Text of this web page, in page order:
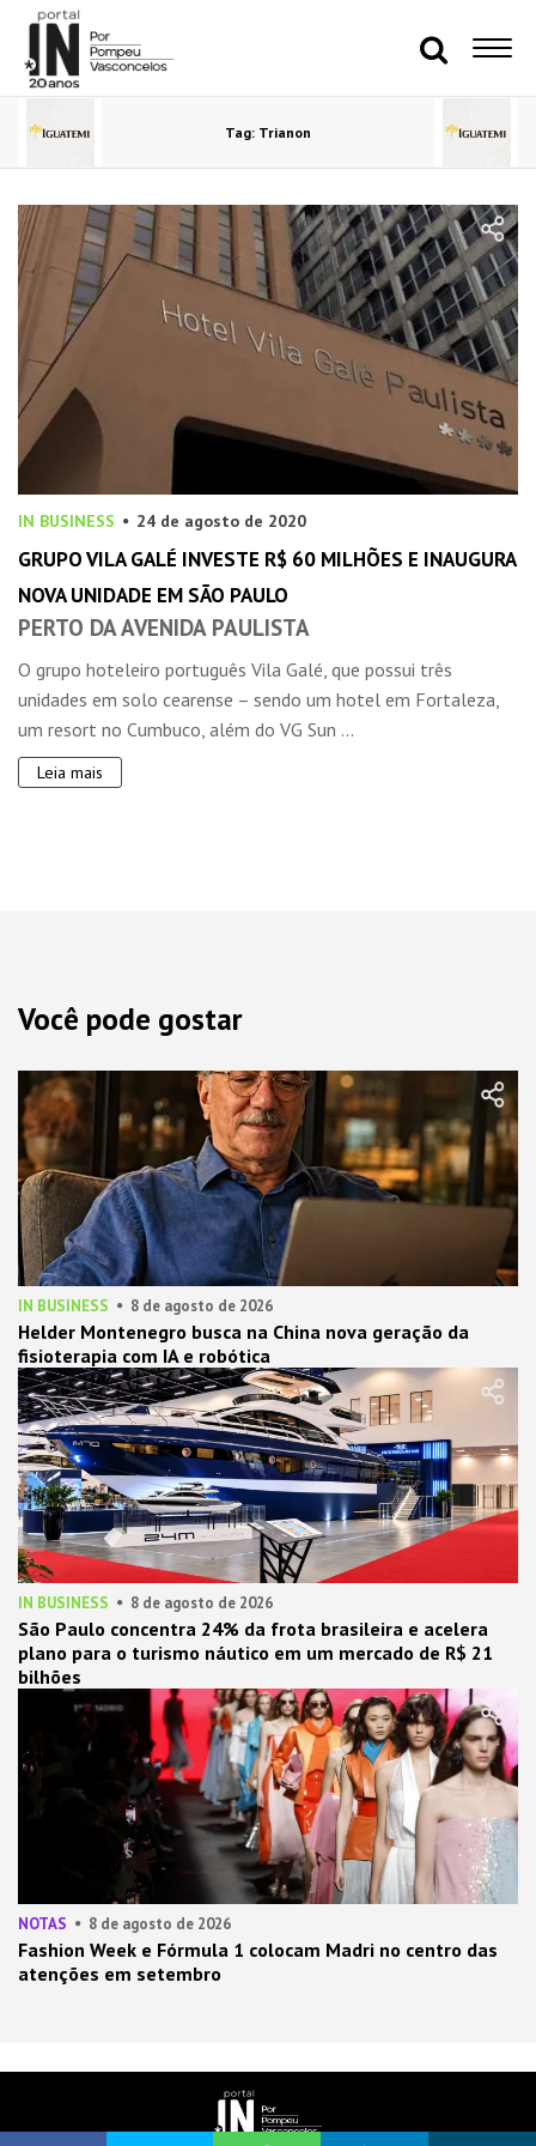
Tag: Trianon
IN BUSINESS 24 de agosto de 2020
GRUPO VILA GALÉ INVESTE R$ 60 MILHÕES E INAUGURA
NOVA UNIDADE EM SÃO PAULO
PERTO DA AVENIDA PAULISTA
O grupo hoteleiro português Vila Galé, que possui três
unidades em solo cearense – sendo um hotel em Fortaleza,
um resort no Cumbuco, além do VG Sun ...
Leia mais
Você pode gostar
IN BUSINESS 8 de agosto de 2026
Helder Montenegro busca na China nova geração da
fisioterapia com IA e robótica
IN BUSINESS 8 de agosto de 2026
São Paulo concentra 24% da frota brasileira e acelera
plano para o turismo náutico em um mercado de R$ 21
bilhões
NOTAS 8 de agosto de 2026
Fashion Week e Fórmula 1 colocam Madri no centro das
atenções em setembro